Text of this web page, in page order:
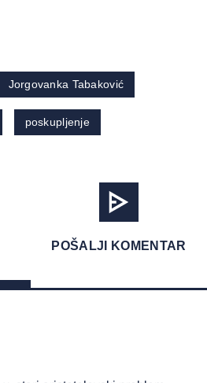
Jorgovanka Tabaković
poskupljenje
POŠALJI KOMENTAR